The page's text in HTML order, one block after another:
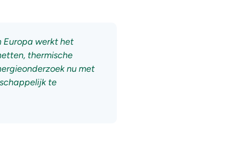
Europa werkt het
thermische
nu met
te